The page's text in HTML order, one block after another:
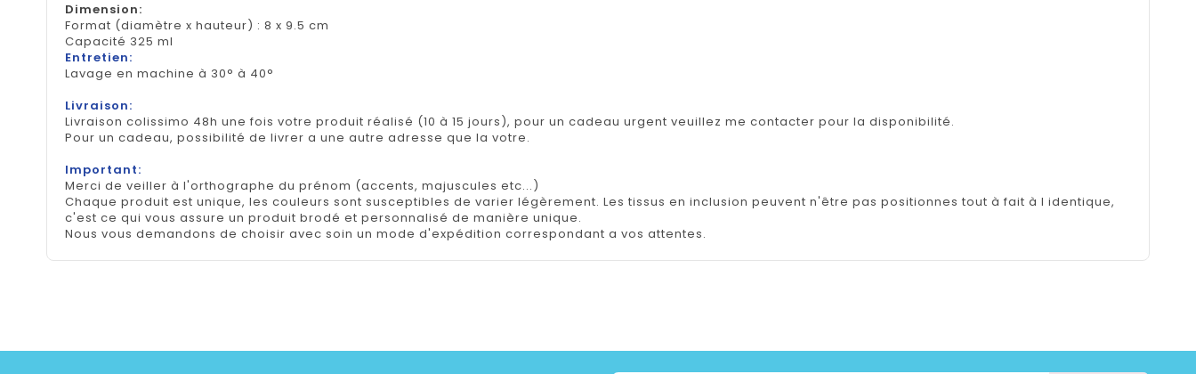
Dimension:
Format (diamètre x hauteur) : 8 x 9.5 cm
Capacité 325 ml
Entretien:
Lavage en machine à 30° à 40°
Livraison:
Livraison colissimo 48h une fois votre produit réalisé (10 à 15 jours), pour un cadeau urgent veuillez me contacter pour la disponibilité.
Pour un cadeau, possibilité de livrer a une autre adresse que la votre.
Important:
Merci de veiller à l'orthographe du prénom (accents, majuscules etc...)
Chaque produit est unique, les couleurs sont susceptibles de varier légèrement. Les tissus en inclusion peuvent n'être pas positionnes tout à fait à l identique,
c'est ce qui vous assure un produit brodé et personnalisé de manière unique.
Nous vous demandons de choisir avec soin un mode d'expédition correspondant a vos attentes.